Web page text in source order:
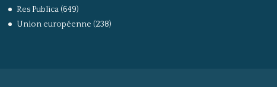
Res Publica(649)
Union européenne (238)